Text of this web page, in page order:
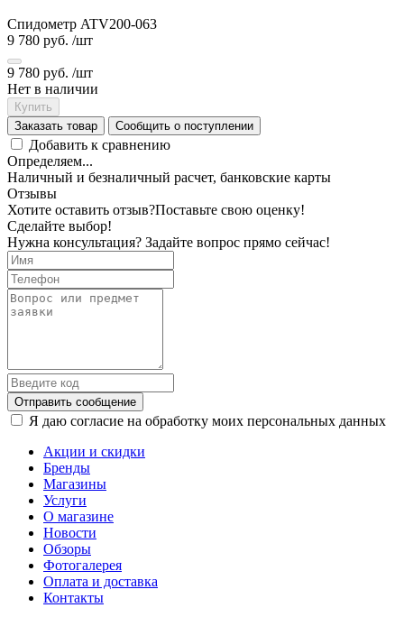
Спидометр ATV200-063
9 780 руб. /шт
9 780 руб. /шт
Нет в наличии
Купить
Заказать товар
Сообщить о поступлении
Добавить к сравнению
Определяем...
Наличный и безналичный расчет, банковские карты
Отзывы
Хотите оставить отзыв?Поставьте свою оценку!
Сделайте выбор!
Нужна консультация? Задайте вопрос прямо сейчас!
Отправить сообщение
Я даю согласие на обработку моих персональных данных
Акции и скидки
Бренды
Магазины
Услуги
О магазине
Новости
Обзоры
Фотогалерея
Оплата и доставка
Контакты